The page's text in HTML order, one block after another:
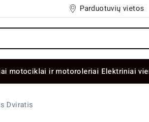
Parduotuvių vietos
motociklai ir motoroleriai Elektriniai
Dviratis